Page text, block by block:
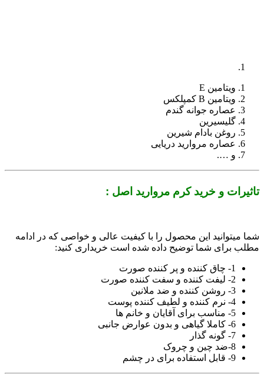
ویتامین E
ویتامین B کمپلکس
عصاره جوانه گندم
گلیسیرین
روغن بادام شیرین
عصاره مروارید دریایی
و ….
تاثیرات و خرید کرم مروارید اصل :
شما میتوانید این محصول را با کیفیت عالی و خواصی که در ادامه
مطلب برای شما توضیح داده شده است خریداری کنید:
1- چاق کننده و پر کننده صورت
2- لیفت کننده و سفت کننده صورت
3- روشن کننده و ضد ملانین
4- نرم کننده و لطیف کننده پوست
5- مناسب برای آقایان و خانم ها
6- کاملا گیاهی و بدون عوارض جانبی
7- گونه گذار
8-ضد چین و چروک
9- قابل استفاده برای در چشم